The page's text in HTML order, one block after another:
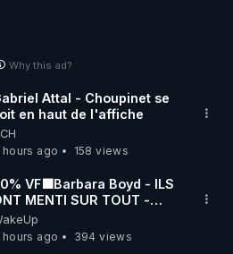
Why this ad?
Attal - Choupinet se
en haut de l'affiche
hours ago
158 views
VF🟩Barbara Boyd - ILS
MENTI SUR TOUT -
Traduction
hours ago
394 views